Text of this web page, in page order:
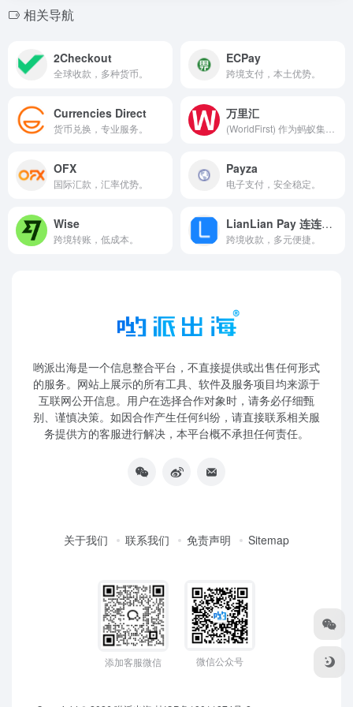
相关导航
2Checkout
全球收款，多种货币。
ECPay
跨境支付，本土优势。
Currencies Direct
货币兑换，专业服务。
万里汇
OFX
国际汇款，汇率优势。
Payza
电子支付，安全稳定。
Wise
跨境转账，低成本。
LianLian Pay 连连支付
跨境收款，多元便捷。
哟派出海是一个信息整合平台，不直接提供或出售任何形式
的服务。网站上展示的所有工具、软件及服务项目均来源于
互联网公开信息。用户在选择合作对象时，请务必仔细甄
别、谨慎决策。如因合作产生任何纠纷，请直接联系相关服
务提供方的客服进行解决，本平台概不承担任何责任。
关于我们 联系我们 免责声明 Sitemap
添加客服微信 微信公众号